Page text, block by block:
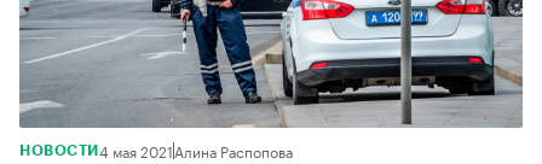
НОВОСТИ 4 мая 2021Алина Распопова